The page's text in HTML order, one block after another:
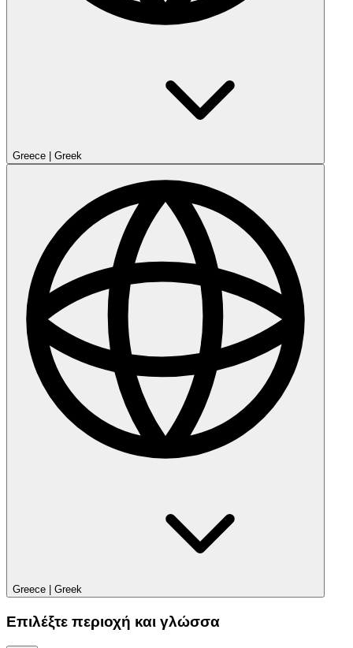
Greece Greek
Greece Greek
Επιλέξτε περιοχή και γλώσσα